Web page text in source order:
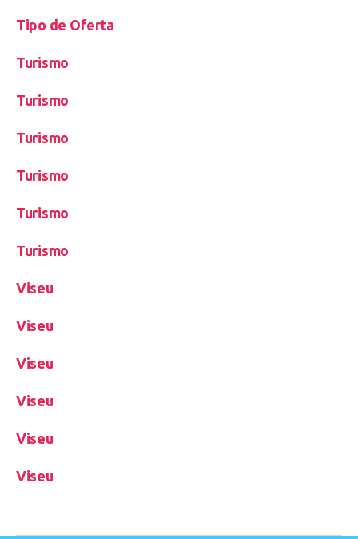
Tipo de Oferta
Turismo
Turismo
Turismo
Turismo
Turismo
Turismo
Viseu
Viseu
Viseu
Viseu
Viseu
Viseu